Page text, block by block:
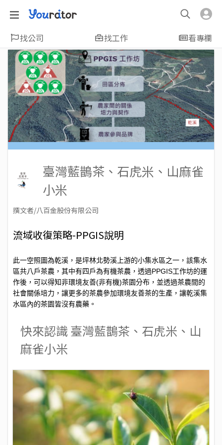
找公司 找工作 看專欄
臺灣藍鵲茶、石虎米、山麻雀
小米
撰文者/八百金股份有限公司
流域收復策略-PPGIS說明
此一空照圖為乾溪，是坪林北勢溪上游的小集水區之一，該集水
區共八戶茶農，其中有四戶為有機茶農，透過PPGIS工作坊的運
作後，可以得知非環境友善(非有機)茶園分布， 並透過茶農間的
社會關係培力，讓更多的茶農參加環境友善茶的生產，讓乾溪集
水區內的茶園皆沒有農藥。
快來認識 臺灣藍鵲茶、石虎米、山
麻雀小米